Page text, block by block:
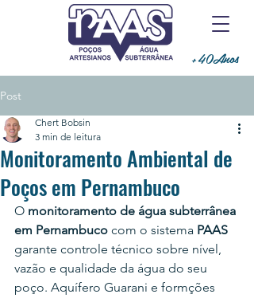
+40Anos
Post
Monitoramento Ambiental de
Poços em Pernambuco
Chert Bobsin
3 min de leitura
O monitoramento de água subterrânea
em Pernambuco com o sistema PAAS
garante controle técnico sobre nível,
vazão e qualidade da água do seu
poço. Aquífero Guarani e formções